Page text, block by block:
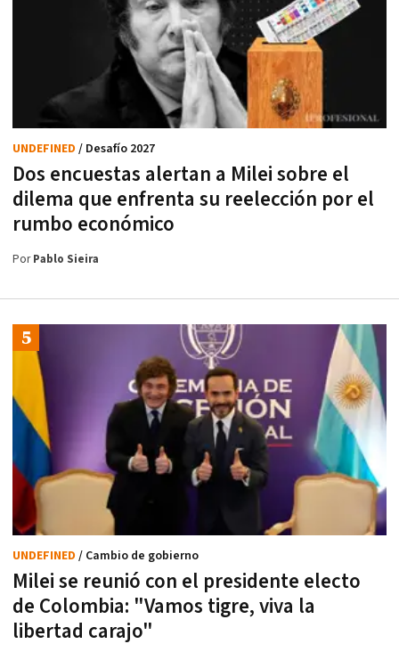
Dos encuestas alertan a Milei sobre el
dilema que enfrenta su reelección por el
rumbo económico
UNDEFINED / Desafío 2027
PorPablo Sieira
Milei se reunió con el presidente electo
de Colombia: "Vamos tigre, viva la
libertad carajo"
UNDEFINED / Cambio de gobierno